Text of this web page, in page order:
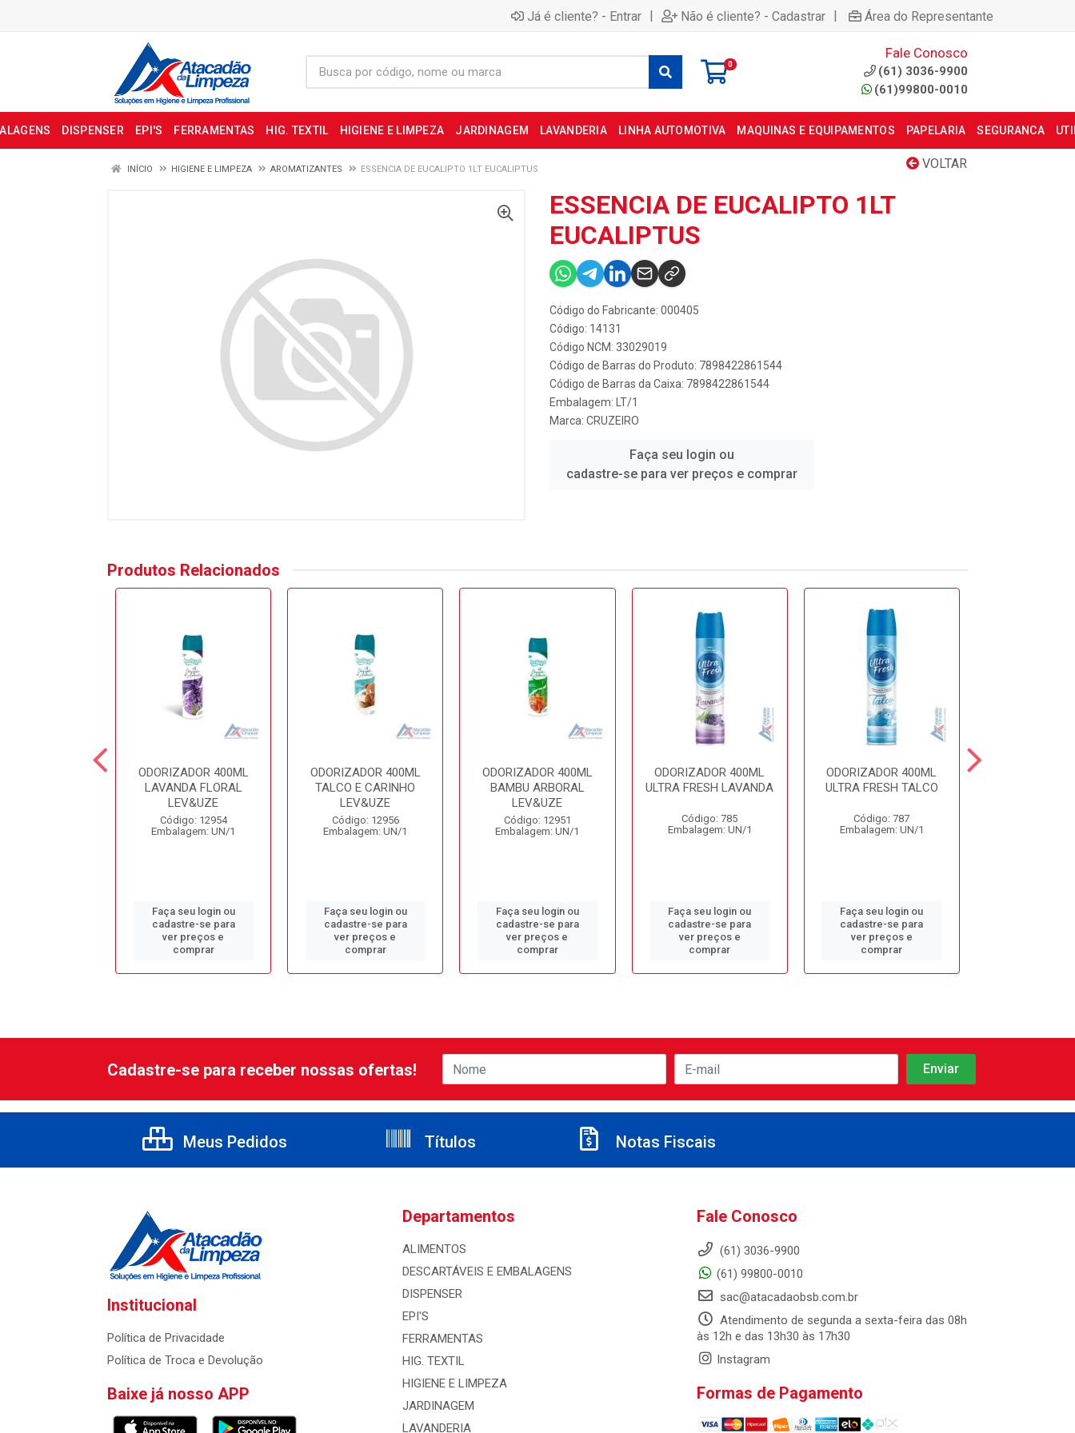
Já é cliente? - Entrar | Não é cliente? - Cadastrar | Área do Representante
0
Fale Conosco
(61) 3036-9900
(61)99800-0010
DISPENSER EPI'S FERRAMENTAS HIG. TEXTIL HIGIENE E LIMPEZA JARDINAGEM LAVANDERIA LINHA AUTOMOTIVA MAQUINAS E EQUIPAMENTOS PAPELARIA SEGURANCA
VOLTAR
INÍCIO HIGIENE E LIMPEZA AROMATIZANTES ESSENCIA DE EUCALIPTO 1LT EUCALIPTUS
ESSENCIA DE EUCALIPTO 1LT
EUCALIPTUS
Código do Fabricante: 000405
Código: 14131
Código NCM: 33029019
Código de Barras do Produto: 7898422861544
Código de Barras da Caixa: 7898422861544
Embalagem: LT/1
Marca: CRUZEIRO
Faça seu login ou
cadastre-se para ver preços e comprar
Produtos Relacionados
ODORIZADOR 400ML
LAVANDA FLORAL
LEV&UZE
Código: 12954
Embalagem: UN/1
Faça seu login ou
cadastre-se para
ver preços e
comprar
ODORIZADOR 400ML
TALCO E CARINHO
LEV&UZE
Código: 12956
Embalagem: UN/1
Faça seu login ou
cadastre-se para
ver preços e
comprar
ODORIZADOR 400ML
BAMBU ARBORAL
LEV&UZE
Código: 12951
Embalagem: UN/1
Faça seu login ou
cadastre-se para
ver preços e
comprar
ODORIZADOR 400ML
ULTRA FRESH LAVANDA
Código: 785
Embalagem: UN/1
Faça seu login ou
cadastre-se para
ver preços e
comprar
ODORIZADOR 400ML
ULTRA FRESH TALCO
Código: 787
Embalagem: UN/1
Faça seu login ou
cadastre-se para
ver preços e
comprar
Cadastre-se para receber nossas ofertas!
Meus Pedidos Títulos Notas Fiscais
Institucional
Política de Privacidade
Política de Troca e Devolução
Baixe já nosso APP
Departamentos
ALIMENTOS
DESCARTÁVEIS E EMBALAGENS
DISPENSER
EPI'S
FERRAMENTAS
HIG. TEXTIL
HIGIENE E LIMPEZA
JARDINAGEM
LAVANDERIA
Fale Conosco
(61) 3036-9900
(61) 99800-0010
sac@atacadaobsb.com.br
Atendimento de segunda a sexta-feira das 08h
às 12h e das 13h30 às 17h30
Instagram
Formas de Pagamento